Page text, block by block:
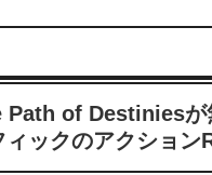
of Destiniesが
ィックのアクション